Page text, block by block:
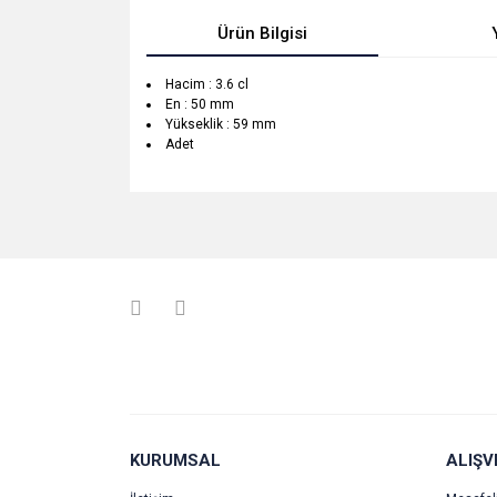
Ürün Bilgisi
Hacim : 3.6 cl
En : 50 mm
Yükseklik : 59 mm
Adet
KURUMSAL